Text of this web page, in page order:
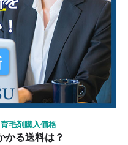
育毛剤購入価格
かる送料は？